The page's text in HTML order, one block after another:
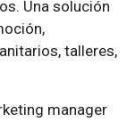
Una solución
talleres,
manager